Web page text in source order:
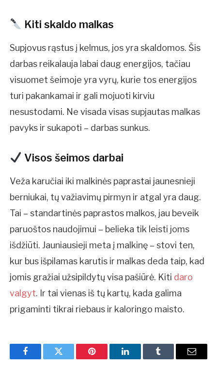
Kiti skaldo malkas
Supjovus rąstus į kelmus, jos yra skaldomos. Šis
darbas reikalauja labai daug energijos, tačiau
visuomet šeimoje yra vyrų, kurie tos energijos
turi pakankamai ir gali mojuoti kirviu
nesustodami. Ne visada visas supjautas malkas
pavyks ir sukapoti – darbas sunkus.
Visos šeimos darbai
Veža karučiai iki malkinės paprastai jaunesnieji
berniukai, tų važiavimų pirmyn ir atgal yra daug.
Tai – standartinės paprastos malkos, jau beveik
paruoštos naudojimui – belieka tik leisti joms
išdžiūti. Jauniausieji meta į malkinę – stovi ten,
kur bus išpilamas karutis ir malkas deda taip, kad
jomis gražiai užsipildytų visa pašiūrė. Kiti daro
valgyt. Ir tai vienas iš tų kartų, kada galima
prigaminti tikrai riebaus ir kaloringo maisto.
FacebookTwitter Pinterest LinkedInTumblr Email